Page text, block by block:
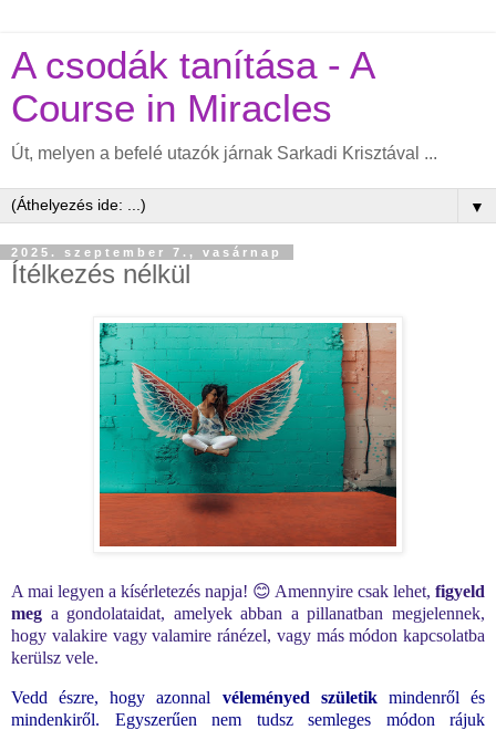
A csodák tanítása - A
Course in Miracles
Út, melyen a befelé utazók járnak Sarkadi Krisztával ...
▼
2025. szeptember 7., vasárnap
Ítélkezés nélkül
A mai legyen a kísérletezés napja! 😊 Amennyire csak lehet, figyeld
meg a gondolataidat, amelyek abban a pillanatban megjelennek,
hogy valakire vagy valamire ránézel, vagy más módon kapcsolatba
kerülsz vele.
Vedd észre, hogy azonnal véleményed születikmindenről és
mindenkiről. Egyszerűen nem tudsz semleges módon rájuk